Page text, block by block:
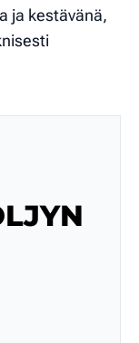
ja kestävänä,